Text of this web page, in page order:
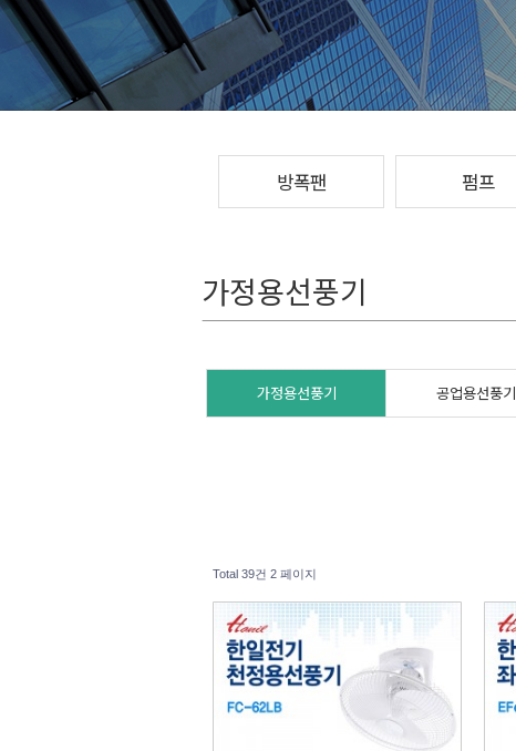
방폭팬 펌프
가정용선풍기
가정용선풍기 공업용선풍기
Total 39건 2 페이지